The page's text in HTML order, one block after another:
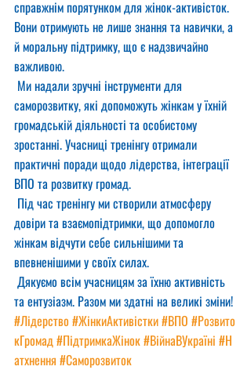
справжнім порятунком для жінок-активісток.
Вони отримують не лише знання та навички, а
й моральну підтримку, що є надзвичайно
важливою.
Ми надали зручні інструменти для
саморозвитку, які допоможуть жінкам у їхній
громадській діяльності та особистому
зростанні. Учасниці тренінгу отримали
практичні поради щодо лідерства, інтеграції
ВПО та розвитку громад.
Під час тренінгу ми створили атмосферу
довіри та взаємопідтримки, що допомогло
жінкам відчути себе сильнішими та
впевненішими у своїх силах.
Дякуємо всім учасницям за їхню активність
та ентузіазм. Разом ми здатні на великі зміни!
#Лідерство #ЖінкиАктивістки#ВПО #Розвито
кГромад#ПідтримкаЖінок#ВійнаВУкраїні #Н
атхнення #Саморозвиток